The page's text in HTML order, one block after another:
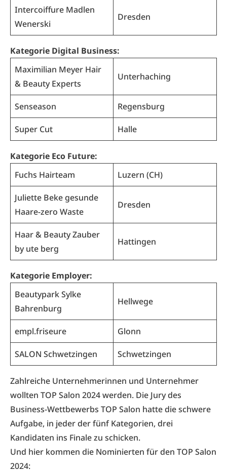
Intercoiffure Madlen
Wenerski
Dresden
Kategorie Digital Business:
Maximilian Meyer Hair
& Beauty Experts
Unterhaching
Senseason Regensburg
Super Cut Halle
Kategorie Eco Future:
Fuchs Hairteam
Luzern (CH)
Juliette Beke gesunde
Haare-zero Waste
Dresden
Haar & Beauty Zauber
by ute berg
Hattingen
Kategorie Employer:
Beautypark Sylke
Bahrenburg
Hellwege
empl.friseure Glonn
SALON Schwetzingen Schwetzingen
Zahlreiche Unternehmerinnen und Unternehmer
wollten TOP Salon 2024 werden. Die Jury des
Business-Wettbewerbs TOP Salon hatte die schwere
Aufgabe, in jeder der fünf Kategorien, drei
Kandidaten ins Finale zu schicken.
Und hier kommen die Nominierten für den TOP Salon
2024: